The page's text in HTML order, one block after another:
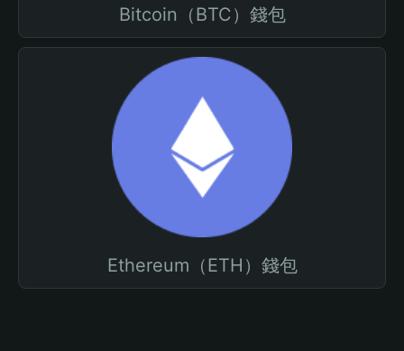
Bitcoin（BTC）錢包
Ethereum（ETH）錢包